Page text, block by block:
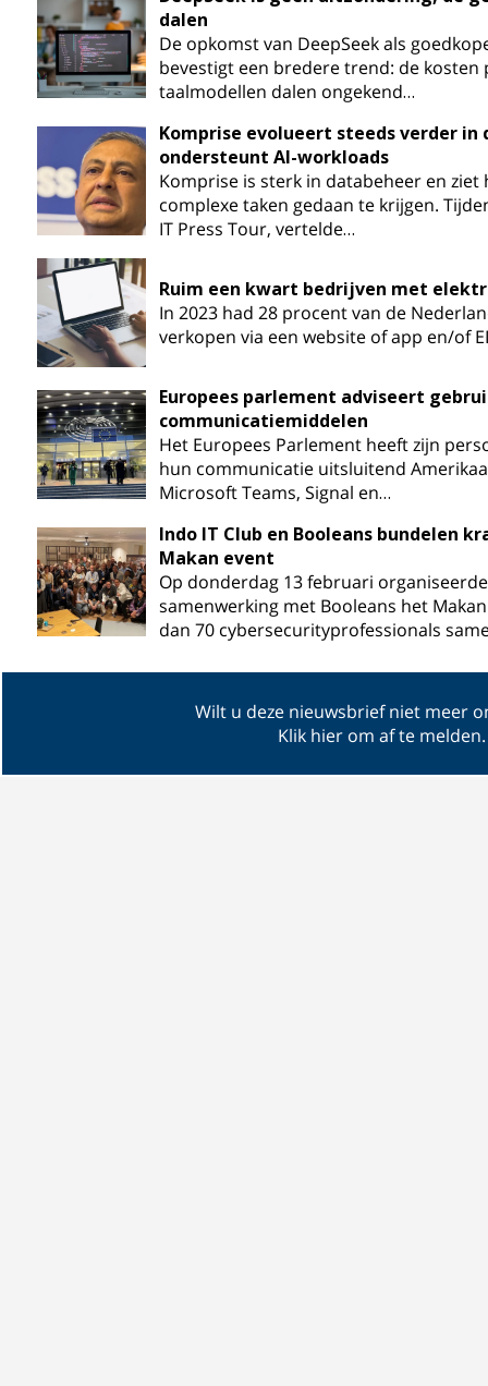
dalen
De opkomst van DeepSeek als
bevestigt een bredere trend: de
taalmodellen dalen ongekend…
Komprise evolueert steeds verder in
ondersteunt AI-workloads
Komprise is sterk in databeheer en
complexe taken gedaan te krijgen.
IT Press Tour, vertelde…
Ruim een kwart bedrijven met
In 2023 had 28 procent van de
verkopen via een website of app en/of
Europees parlement adviseert
communicatiemiddelen
Het Europees Parlement heeft zijn
hun communicatie uitsluitend
Microsoft Teams, Signal en…
Indo IT Club en Booleans bundelen
Makan event
Op donderdag 13 februari
samenwerking met Booleans het
dan 70 cybersecurityprofessionals
Wilt u deze nieuwsbrief niet meer
Klik hier om af te melden.